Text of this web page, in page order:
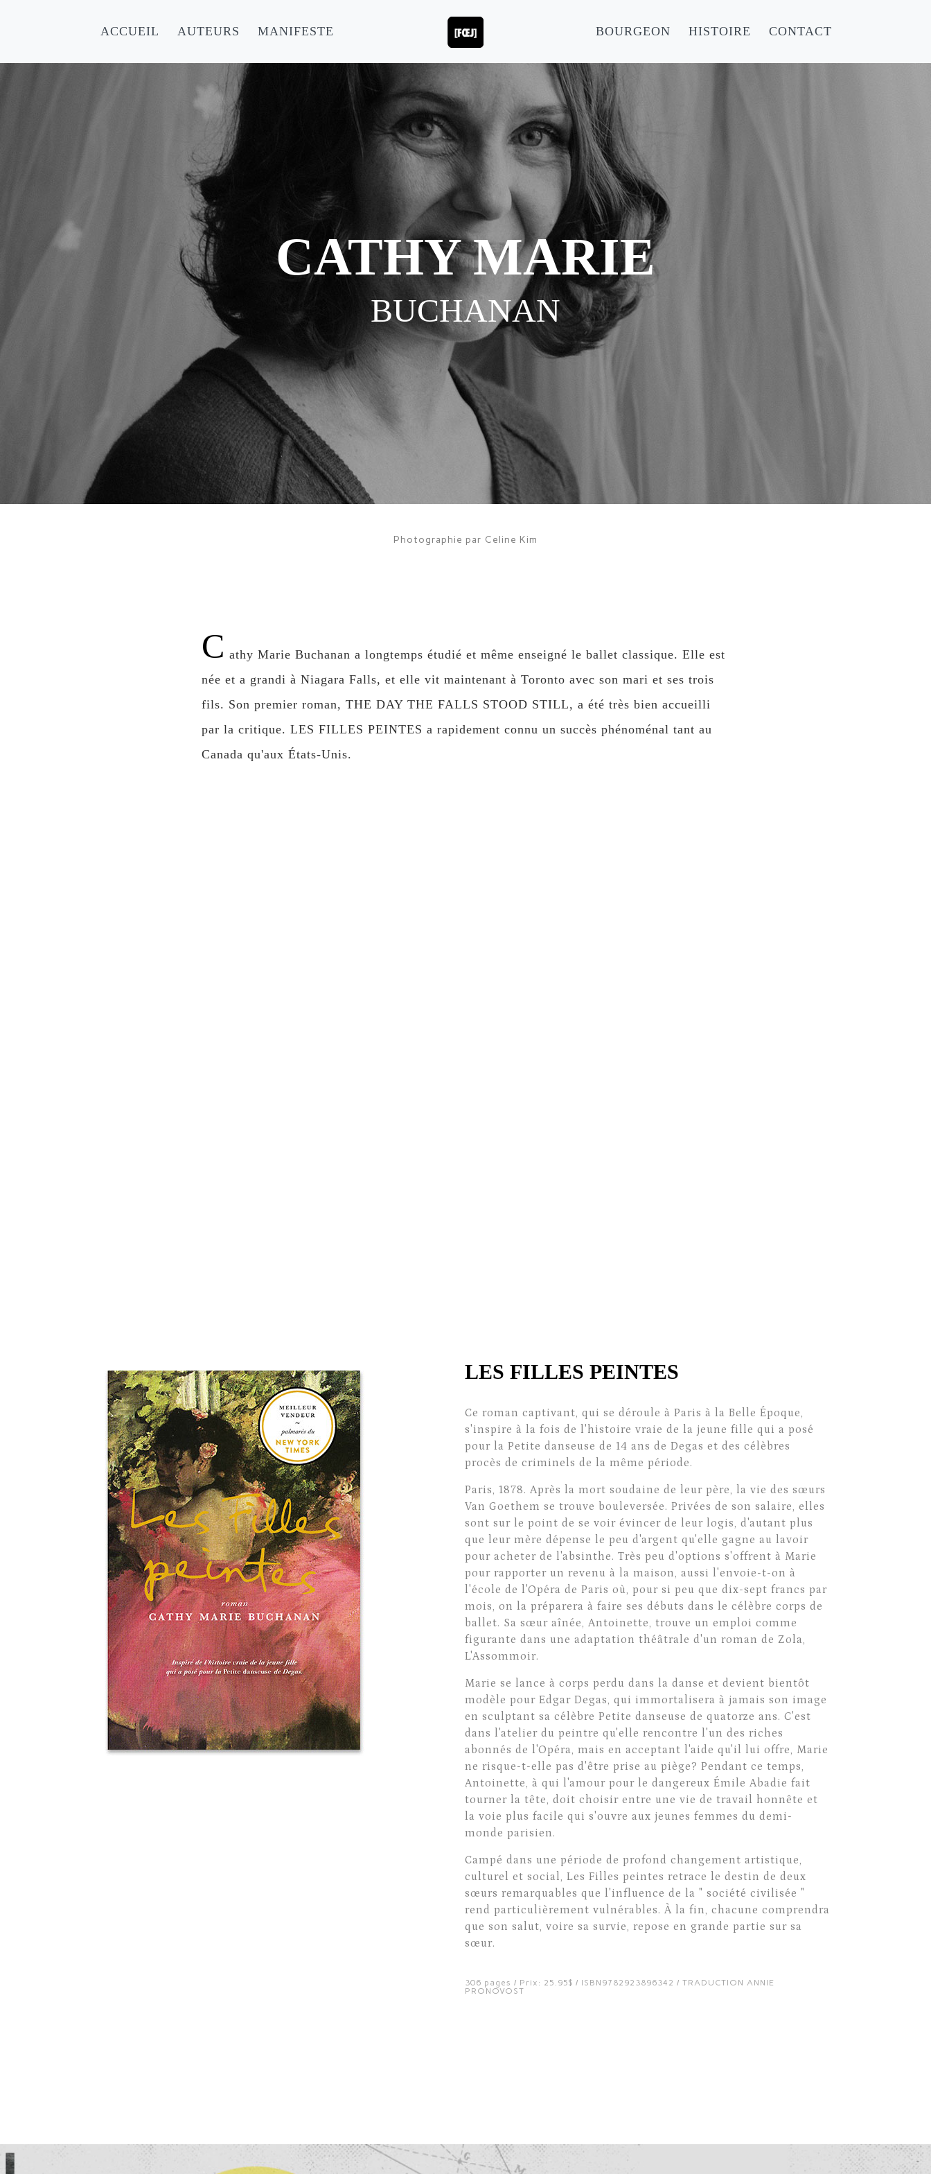
ACCUEIL AUTEURS MANIFESTE BOURGEON HISTOIRE CONTACT
CATHY MARIE
BUCHANAN
Photographie par Celine Kim
C athy Marie Buchanan a longtemps étudié et même enseigné le ballet classique. Elle est
née et a grandi à Niagara Falls, et elle vit maintenant à Toronto avec son mari et ses trois
fils. Son premier roman, THE DAY THE FALLS STOOD STILL, a été très bien accueilli
par la critique. LES FILLES PEINTES a rapidement connu un succès phénoménal tant au
Canada qu'aux États-Unis.
LES FILLES PEINTES
Ce roman captivant, qui se déroule à Paris à la Belle Époque,
s'inspire à la fois de l'histoire vraie de la jeune fille qui a posé
pour la Petite danseuse de 14 ans de Degas et des célèbres
procès de criminels de la même période.
Paris, 1878. Après la mort soudaine de leur père, la vie des sœurs
Van Goethem se trouve bouleversée. Privées de son salaire, elles
sont sur le point de se voir évincer de leur logis, d'autant plus
que leur mère dépense le peu d'argent qu'elle gagne au lavoir
pour acheter de l'absinthe. Très peu d'options s'offrent à Marie
pour rapporter un revenu à la maison, aussi l'envoie-t-on à
l'école de l'Opéra de Paris où, pour si peu que dix-sept francs par
mois, on la préparera à faire ses débuts dans le célèbre corps de
ballet. Sa sœur aînée, Antoinette, trouve un emploi comme
figurante dans une adaptation théâtrale d'un roman de Zola,
L'Assommoir.
Marie se lance à corps perdu dans la danse et devient bientôt
modèle pour Edgar Degas, qui immortalisera à jamais son image
en sculptant sa célèbre Petite danseuse de quatorze ans. C'est
dans l'atelier du peintre qu'elle rencontre l'un des riches
abonnés de l'Opéra, mais en acceptant l'aide qu'il lui offre, Marie
ne risque-t-elle pas d'être prise au piège? Pendant ce temps,
Antoinette, à qui l'amour pour le dangereux Émile Abadie fait
tourner la tête, doit choisir entre une vie de travail honnête et
la voie plus facile qui s'ouvre aux jeunes femmes du demi-
monde parisien.
Campé dans une période de profond changement artistique,
culturel et social, Les Filles peintes retrace le destin de deux
sœurs remarquables que l'influence de la " société civilisée "
rend particulièrement vulnérables. À la fin, chacune comprendra
que son salut, voire sa survie, repose en grande partie sur sa
sœur.
306 pages / Prix: 25.95$ / ISBN9782923896342 / TRADUCTION ANNIE
PRONOVOST